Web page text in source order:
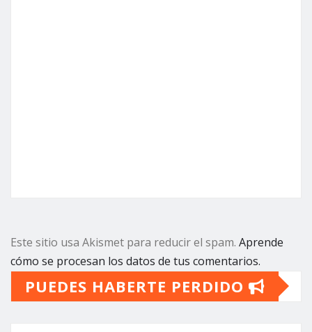
Este sitio usa Akismet para reducir el spam. Aprende
cómo se procesan los datos de tus comentarios.
PUEDES HABERTE PERDIDO